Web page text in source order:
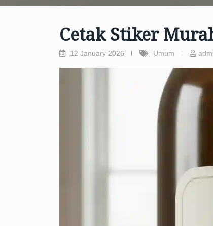
Cetak Stiker
12 January 2026 Umum